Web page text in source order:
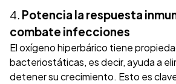
4. Potencia la respuesta
combate infecciones
El oxígeno hiperbárico tiene
bacteriostáticas, es decir, ayuda a
detener su crecimiento. Esto es